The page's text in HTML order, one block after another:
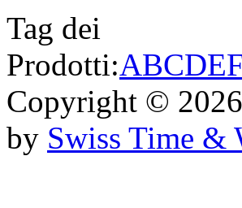
Tag dei
Prodotti:ABCDE
Copyright © 2026
by Swiss Time &